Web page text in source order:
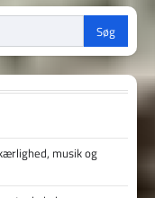
musik og